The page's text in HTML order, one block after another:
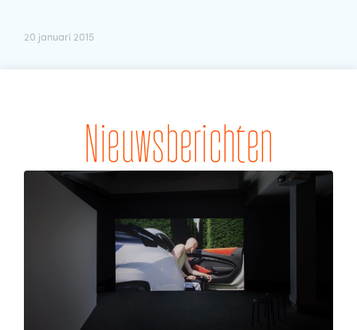
20 januari 2015
Nieuwsberichten